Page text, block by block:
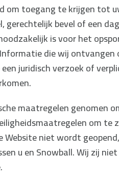
om toegang te krijgen
gerechtelijk bevel of een
is voor het
die wij
juridisch verzoek of
maatregelen genomen
om
niet wordt
u en Snowball. Wij zij